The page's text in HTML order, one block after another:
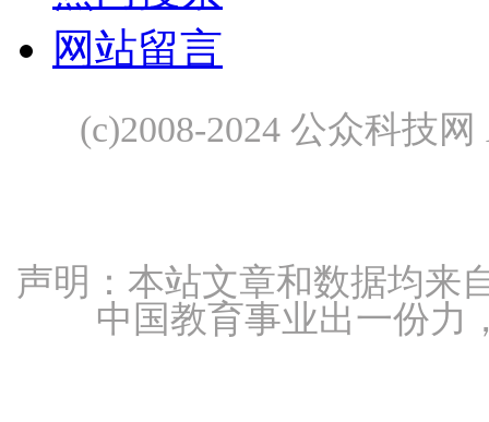
网站留言
(c)2008-2024 公众科技
声明：本站文章和数据均来
中国教育事业出一份力